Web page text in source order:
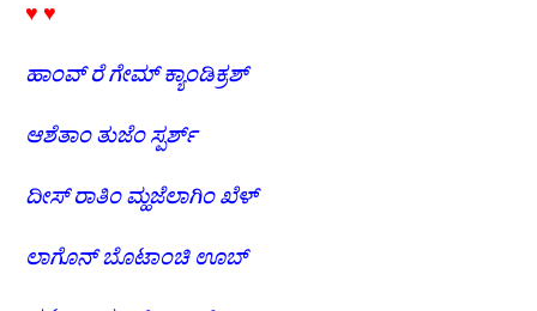
♥ ♥
ಹಾಂವ್ ರೆಗೇಮ್ ಕ್ಯಾಂಡಿಕ್ರಶ್
ಆಶೆತಾಂತುಜೆಂಸ್ಪರ್ಶ್
ದೀಸ್ ರಾತಿಂಮ್ಹಜೆಲಾಗಿಂಖೆಳ್
ಲಾಗೊನ್ಬೊಟಾಂಚಿ ಊಬ್